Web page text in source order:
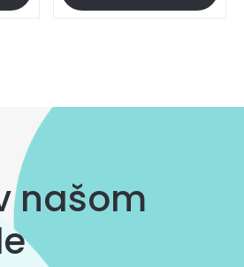
prvky
výpisu
našom